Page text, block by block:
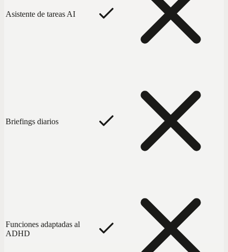
Asistente de tareas AI
Briefings diarios
Funciones adaptadas al
ADHD